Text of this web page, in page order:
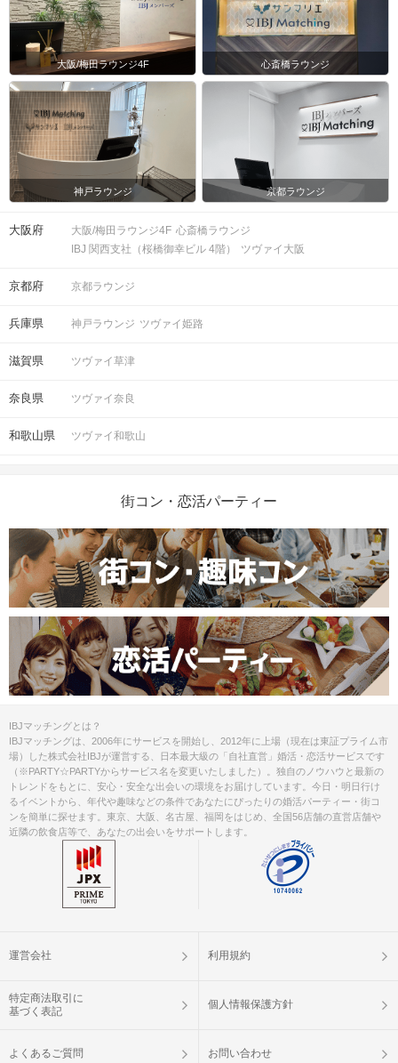
大阪/梅田ラウンジ4F 心斎橋ラウンジ
神戸ラウンジ 京都ラウンジ
大阪府 大阪/梅田ラウンジ4F 心斎橋ラウンジ
IBJ 関西支社（桜橋御幸ビル 4階）
ツヴァイ大阪
京都府 京都ラウンジ
兵庫県 神戸ラウンジ ツヴァイ姫路
滋賀県 ツヴァイ草津
奈良県 ツヴァイ奈良
和歌山県 ツヴァイ和歌山
街コン・恋活パーティー
IBJマッチングとは？
IBJマッチングは、2006年にサービスを開始し、2012年に上場（現在は東証プライム市
場）した株式会社IBJが運営する、日本最大級の「自社直営」婚活・恋活サービスです
（※PARTY☆PARTYからサービス名を変更いたしました）。独自のノウハウと最新の
トレンドをもとに、安心・安全な出会いの環境をお届けしています。今日・明日行け
るイベントから、年代や趣味などの条件であなたにぴったりの婚活パーティー・街コ
ンを簡単に探せます。東京、大阪、名古屋、福岡をはじめ、全国56店舗の直営店舗や
近隣の飲食店等で、あなたの出会いをサポートします。
運営会社 利用規約
特定商法取引に
基づく表記
個人情報保護方針
よくあるご質問 お問い合わせ